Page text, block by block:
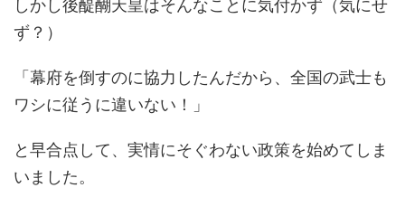
しかし後醍醐天皇はそんなことに気付かず（気にせ
ず？）
「幕府を倒すのに協力したんだから、全国の武士も
ワシに従うに違いない！」
と早合点して、実情にそぐわない政策を始めてしま
いました。